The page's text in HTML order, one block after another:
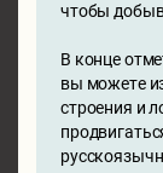
чтобы
В конце
вы можете
строения и